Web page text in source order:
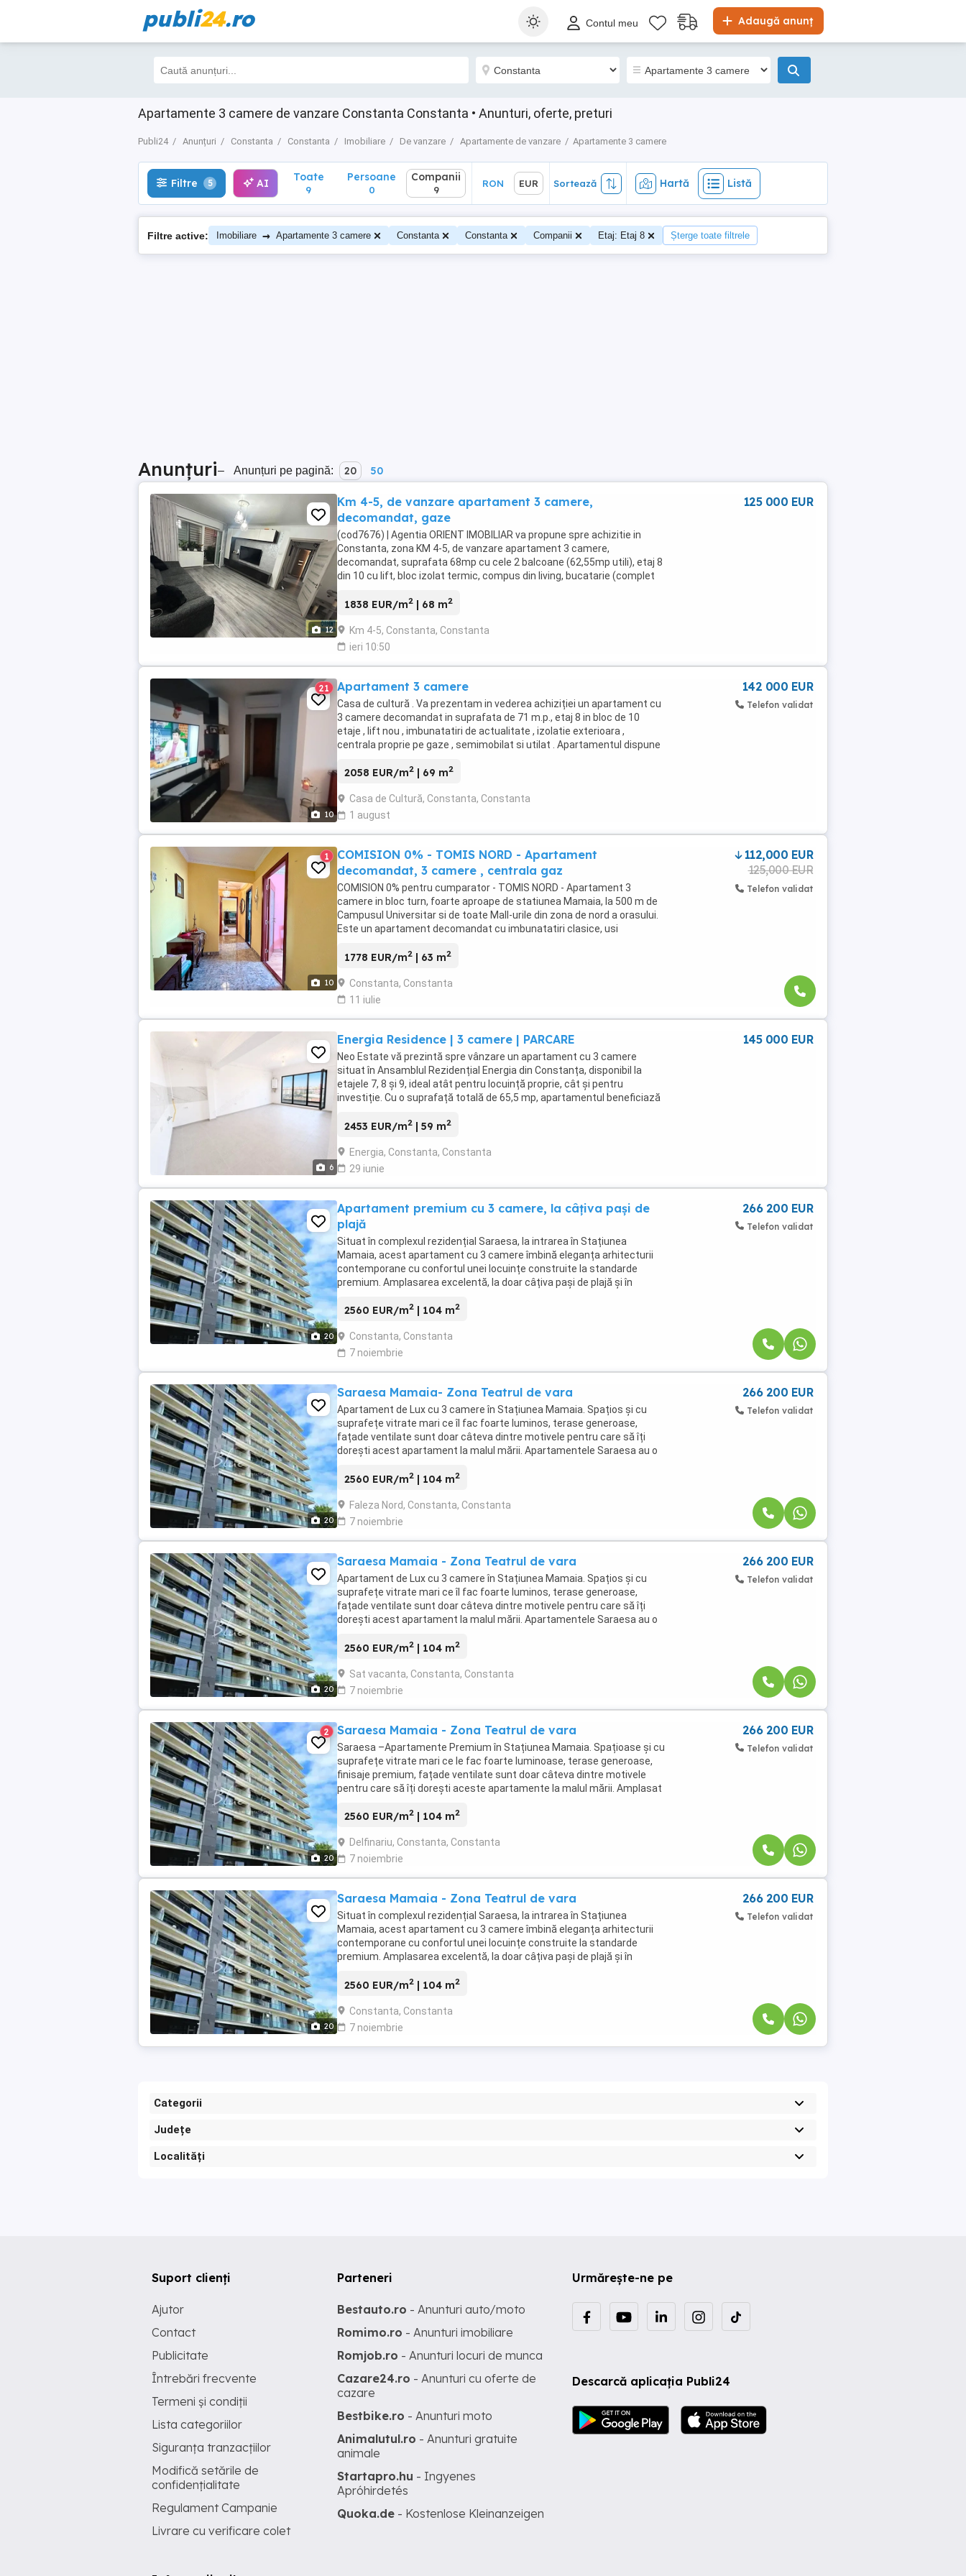
publi24.ro Adaugă anunț
Contul meu
Apartamente 3 camere de vanzare Constanta Constanta • Anunturi, oferte, preturi
Publi24 Anunțuri Constanta Constanta Imobiliare De vanzare Apartamente de vanzare Apartamente 3 camere
Filtre 5 AI EUR Sortează Hartă Listă
Filtre 5 AI Toate
9
Persoane
0
Companii
9
RON EUR Sortează Hartă Listă
Filtre active: Imobiliare → Apartamente 3 camere Constanta Constanta Companii Etaj: Etaj 8 Șterge toate filtrele
Anunțuri– Anunțuri pe pagină: 20 50
12
Km 4-5, de vanzare apartament 3 camere,
decomandat, gaze
(cod7676) | Agentia ORIENT IMOBILIAR va propune spre achizitie in
Constanta, zona KM 4-5, de vanzare apartament 3 camere,
decomandat, suprafata 68mp cu cele 2 balcoane (62,55mp utili), etaj 8
din 10 cu lift, bloc izolat termic, compus din living, bucatarie (complet
1838 EUR/m2 | 68 m2
Km 4-5, Constanta, Constanta
ieri 10:50
125 000 EUR
10
21 Apartament 3 camere
Casa de cultură . Va prezentam in vederea achiziției un apartament cu
3 camere decomandat in suprafata de 71 m.p., etaj 8 in bloc de 10
etaje , lift nou , imbunatatiri de actualitate , izolatie exterioara ,
centrala proprie pe gaze , semimobilat si utilat . Apartamentul dispune
2058 EUR/m2 | 69 m2
Casa de Cultură, Constanta, Constanta
1 august
142 000 EUR
Telefon validat
10
1
COMISION 0% - TOMIS NORD - Apartament
decomandat, 3 camere , centrala gaz
COMISION 0% pentru cumparator - TOMIS NORD - Apartament 3
camere in bloc turn, foarte aproape de statiunea Mamaia, la 500 m de
Campusul Universitar si de toate Mall-urile din zona de nord a orasului.
Este un apartament decomandat cu imbunatatiri clasice, usi
1778 EUR/m2 | 63 m2
Constanta, Constanta
11 iulie
112,000 EUR
125,000 EUR
Telefon validat
6
Energia Residence | 3 camere | PARCARE
Neo Estate vă prezintă spre vânzare un apartament cu 3 camere
situat în Ansamblul Rezidențial Energia din Constanța, disponibil la
etajele 7, 8 și 9, ideal atât pentru locuință proprie, cât și pentru
investiție. Cu o suprafață totală de 65,5 mp, apartamentul beneficiază
2453 EUR/m2 | 59 m2
Energia, Constanta, Constanta
29 iunie
145 000 EUR
20
Apartament premium cu 3 camere, la câțiva pași de
plajă
Situat în complexul rezidențial Saraesa, la intrarea în Stațiunea
Mamaia, acest apartament cu 3 camere îmbină eleganța arhitecturii
contemporane cu confortul unei locuințe construite la standarde
premium. Amplasarea excelentă, la doar câțiva pași de plajă și în
2560 EUR/m2 | 104 m2
Constanta, Constanta
7 noiembrie
266 200 EUR
Telefon validat
20
Saraesa Mamaia- Zona Teatrul de vara
Apartament de Lux cu 3 camere în Stațiunea Mamaia. Spațios și cu
suprafețe vitrate mari ce îl fac foarte luminos, terase generoase,
fațade ventilate sunt doar câteva dintre motivele pentru care să îți
dorești acest apartament la malul mării. Apartamentele Saraesa au o
2560 EUR/m2 | 104 m2
Faleza Nord, Constanta, Constanta
7 noiembrie
266 200 EUR
Telefon validat
20
Saraesa Mamaia - Zona Teatrul de vara
Apartament de Lux cu 3 camere în Stațiunea Mamaia. Spațios și cu
suprafețe vitrate mari ce îl fac foarte luminos, terase generoase,
fațade ventilate sunt doar câteva dintre motivele pentru care să îți
dorești acest apartament la malul mării. Apartamentele Saraesa au o
2560 EUR/m2 | 104 m2
Sat vacanta, Constanta, Constanta
7 noiembrie
266 200 EUR
Telefon validat
20
2 Saraesa Mamaia - Zona Teatrul de vara
Saraesa –Apartamente Premium în Stațiunea Mamaia. Spațioase și cu
suprafețe vitrate mari ce le fac foarte luminoase, terase generoase,
finisaje premium, fațade ventilate sunt doar câteva dintre motivele
pentru care să îți dorești aceste apartamente la malul mării. Amplasat
2560 EUR/m2 | 104 m2
Delfinariu, Constanta, Constanta
7 noiembrie
266 200 EUR
Telefon validat
20
Saraesa Mamaia - Zona Teatrul de vara
Situat în complexul rezidențial Saraesa, la intrarea în Stațiunea
Mamaia, acest apartament cu 3 camere îmbină eleganța arhitecturii
contemporane cu confortul unei locuințe construite la standarde
premium. Amplasarea excelentă, la doar câțiva pași de plajă și în
2560 EUR/m2 | 104 m2
Constanta, Constanta
7 noiembrie
266 200 EUR
Telefon validat
Categorii
Județe
Localități
Urmărește-ne pe
Descarcă aplicația Publi24
Suport clienți
Ajutor
Contact
Publicitate
Întrebări frecvente
Termeni și condiții
Lista categoriilor
Siguranța tranzacțiilor
Modifică setările de
confidențialitate
Regulament Campanie
Livrare cu verificare colet
Parteneri
Bestauto.ro - Anunturi auto/moto
Romimo.ro - Anunturi imobiliare
Romjob.ro - Anunturi locuri de munca
Cazare24.ro - Anunturi cu oferte de
cazare
Bestbike.ro - Anunturi moto
Animalutul.ro - Anunturi gratuite
animale
Startapro.hu - Ingyenes
Apróhirdetés
Quoka.de - Kostenlose Kleinanzeigen